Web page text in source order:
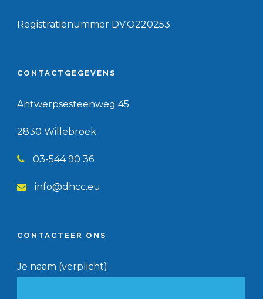
Registratienummer DV.O220253
CONTACTGEGEVENS
Antwerpsesteenweg 45
2830 Willebroek
03-544 90 36
info@dhcc.eu
CONTACTEER ONS
Je naam (verplicht)